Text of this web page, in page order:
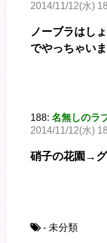
2014/11/12(水)
ノーブラはし
でやっちゃい
188: 名無しのラ
2014/11/12(水)
硝子の花園→
- 未分類